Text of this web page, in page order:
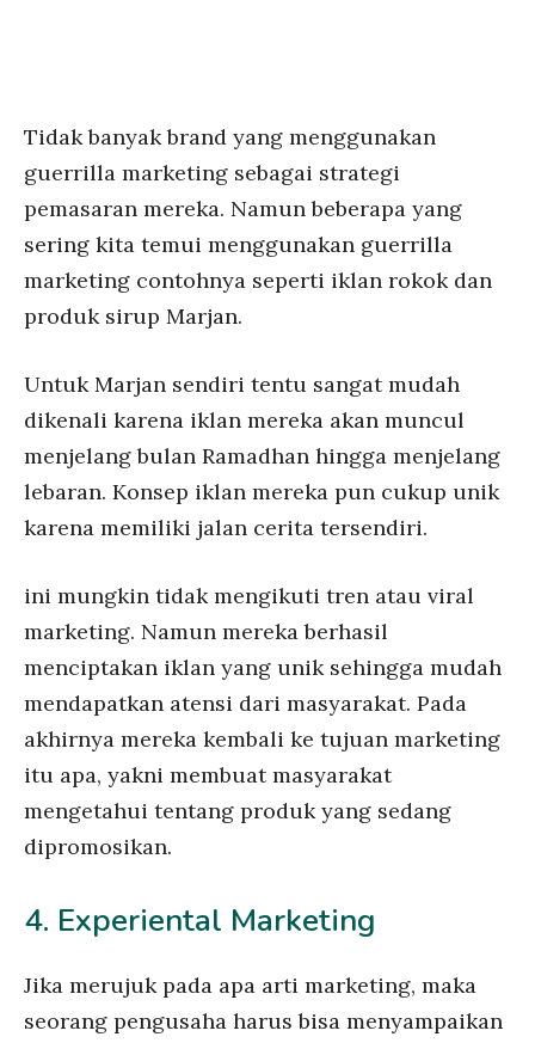
Tidak banyak brand yang menggunakan
guerrilla marketing sebagai strategi
pemasaran mereka. Namun beberapa yang
sering kita temui menggunakan guerrilla
marketing contohnya seperti iklan rokok dan
produk sirup Marjan.
Untuk Marjan sendiri tentu sangat mudah
dikenali karena iklan mereka akan muncul
menjelang bulan Ramadhan hingga menjelang
lebaran. Konsep iklan mereka pun cukup unik
karena memiliki jalan cerita tersendiri.
ini mungkin tidak mengikuti tren atau viral
marketing. Namun mereka berhasil
menciptakan iklan yang unik sehingga mudah
mendapatkan atensi dari masyarakat. Pada
akhirnya mereka kembali ke tujuan marketing
itu apa, yakni membuat masyarakat
mengetahui tentang produk yang sedang
dipromosikan.
4. Experiental Marketing
Jika merujuk pada apa arti marketing, maka
seorang pengusaha harus bisa menyampaikan